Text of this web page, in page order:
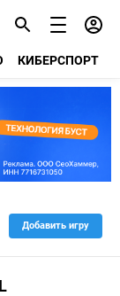
КИБЕРСПОРТ
Добавить игру